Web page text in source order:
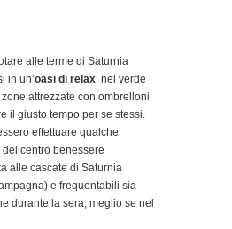
alle terme di Saturnia
in un’oasi di relax, nel verde
attrezzate con ombrelloni
il giusto tempo per se stessi.
effettuare qualche
del centro benessere
alle cascate di Saturnia
e frequentabili sia
durante la sera, meglio se nel